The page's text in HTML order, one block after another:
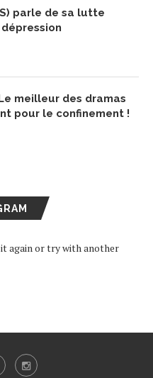
parle de sa lutte
meilleur des dramas
pour le confinement !
it again or try with another